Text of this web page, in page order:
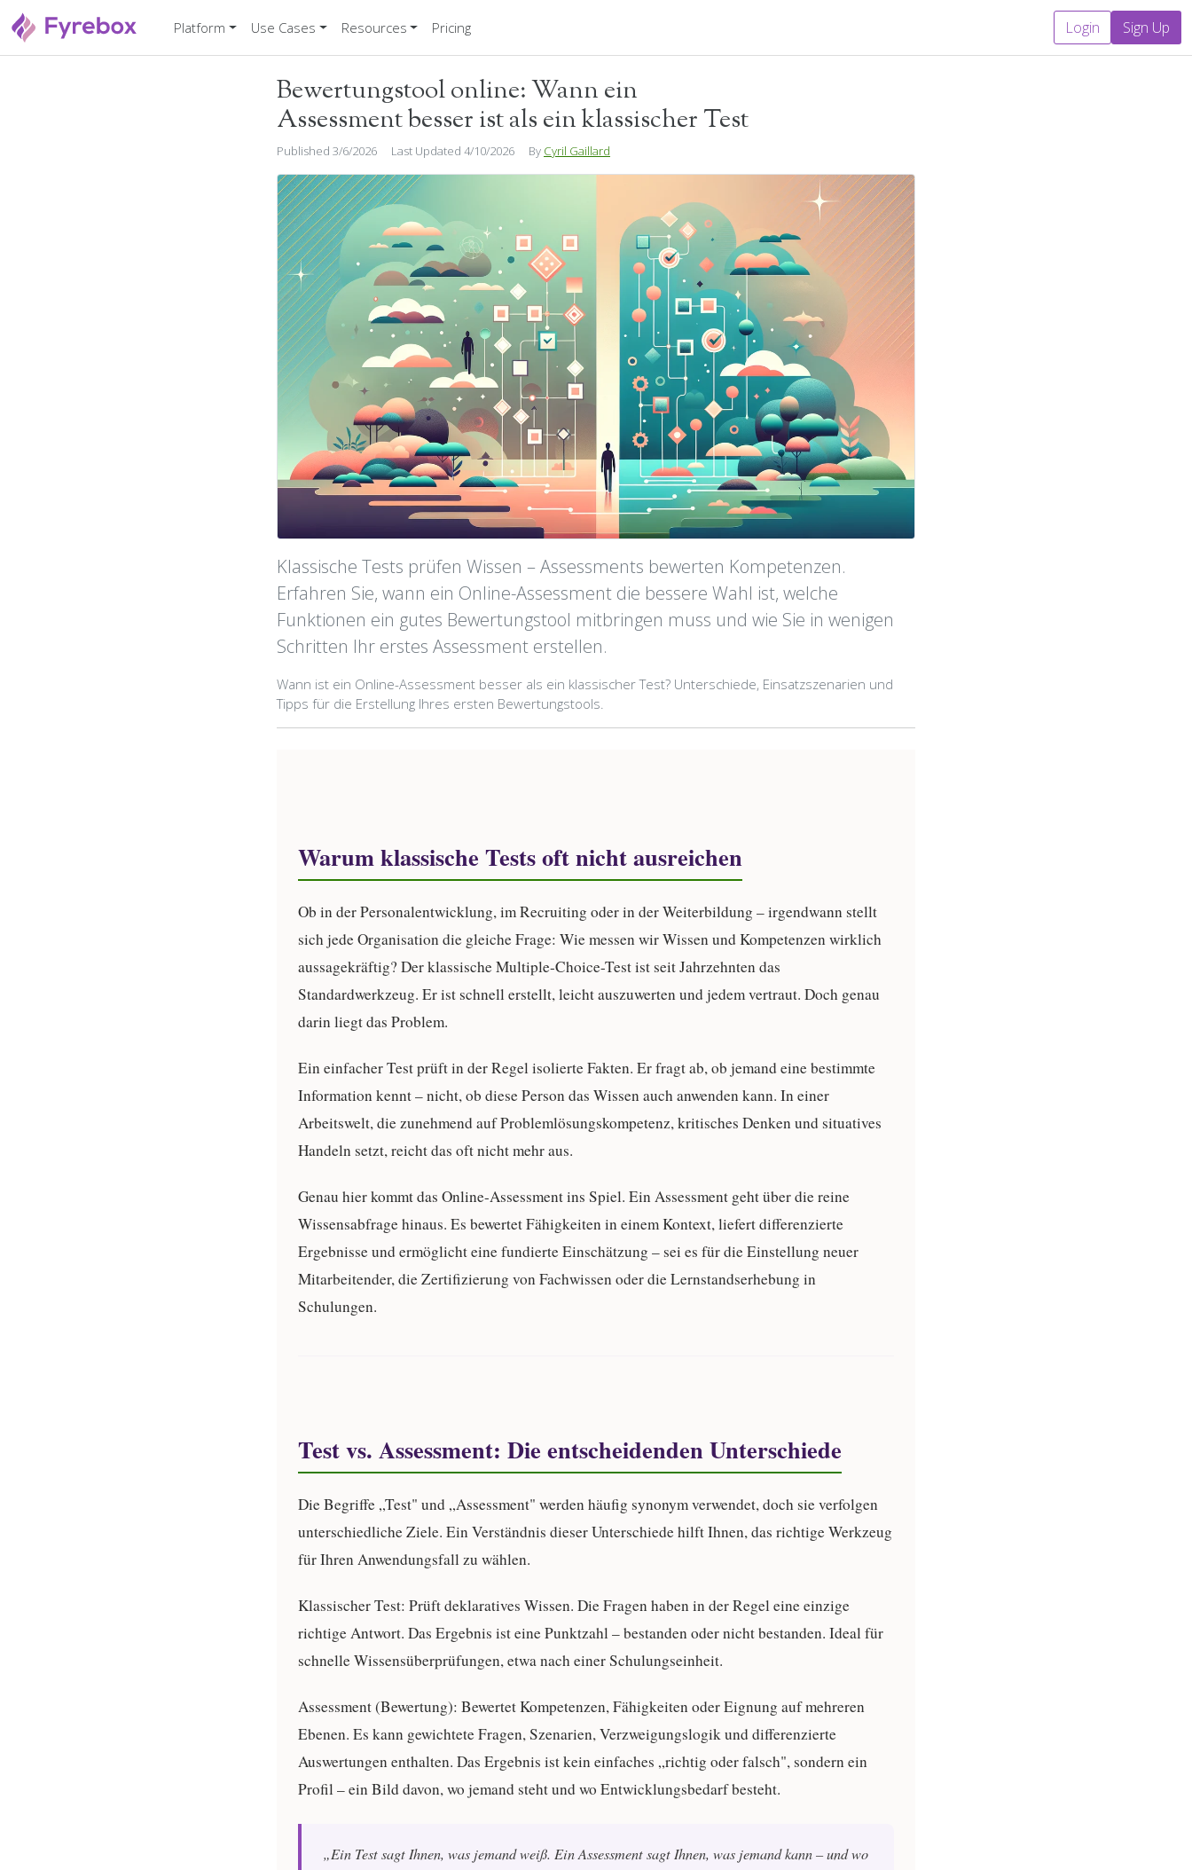
Platform Use Cases Resources Pricing Login Sign Up
Bewertungstool online: Wann ein
Assessment besser ist als ein klassischer Test
Published 3/6/2026 Last Updated 4/10/2026 By Cyril Gaillard
Klassische Tests prüfen Wissen – Assessments bewerten Kompetenzen.
Erfahren Sie, wann ein Online-Assessment die bessere Wahl ist, welche
Funktionen ein gutes Bewertungstool mitbringen muss und wie Sie in wenigen
Schritten Ihr erstes Assessment erstellen.
Wann ist ein Online-Assessment besser als ein klassischer Test? Unterschiede, Einsatzszenarien und
Tipps für die Erstellung Ihres ersten Bewertungstools.
Warum klassische Tests oft nicht ausreichen
Ob in der Personalentwicklung, im Recruiting oder in der Weiterbildung – irgendwann stellt
sich jede Organisation die gleiche Frage: Wie messen wir Wissen und Kompetenzen wirklich
aussagekräftig? Der klassische Multiple-Choice-Test ist seit Jahrzehnten das
Standardwerkzeug. Er ist schnell erstellt, leicht auszuwerten und jedem vertraut. Doch genau
darin liegt das Problem.
Ein einfacher Test prüft in der Regel isolierte Fakten. Er fragt ab, ob jemand eine bestimmte
Information kennt – nicht, ob diese Person das Wissen auch anwenden kann. In einer
Arbeitswelt, die zunehmend auf Problemlösungskompetenz, kritisches Denken und situatives
Handeln setzt, reicht das oft nicht mehr aus.
Genau hier kommt das Online-Assessmentins Spiel. Ein Assessment geht über die reine
Wissensabfrage hinaus. Es bewertet Fähigkeiten in einem Kontext, liefert differenzierte
Ergebnisse und ermöglicht eine fundierte Einschätzung – sei es für die Einstellung neuer
Mitarbeitender, die Zertifizierung von Fachwissen oder die Lernstandserhebung in
Schulungen.
Test vs. Assessment: Die entscheidenden Unterschiede
Die Begriffe „Test" und „Assessment" werden häufig synonym verwendet, doch sie verfolgen
unterschiedliche Ziele. Ein Verständnis dieser Unterschiede hilft Ihnen, das richtige Werkzeug
für Ihren Anwendungsfall zu wählen.
Klassischer Test: Prüft deklaratives Wissen. Die Fragen haben in der Regel eine einzige
richtige Antwort. Das Ergebnis ist eine Punktzahl – bestanden oder nicht bestanden. Ideal für
schnelle Wissensüberprüfungen, etwa nach einer Schulungseinheit.
Assessment (Bewertung): Bewertet Kompetenzen, Fähigkeiten oder Eignung auf mehreren
Ebenen. Es kann gewichtete Fragen, Szenarien, Verzweigungslogik und differenzierte
Auswertungen enthalten. Das Ergebnis ist kein einfaches „richtig oder falsch", sondern ein
Profil – ein Bild davon, wo jemand steht und wo Entwicklungsbedarf besteht.
„Ein Test sagt Ihnen, was jemand weiß. Ein Assessment sagt Ihnen, was jemand kann – und wo